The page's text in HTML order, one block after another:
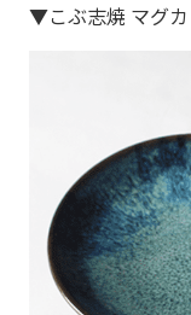
▼こぶ志焼 マグ